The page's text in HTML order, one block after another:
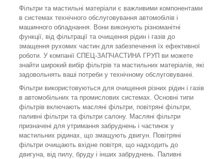
Фільтри та мастильні матеріали є важливими компонентами
в системах технічного обслуговування автомобілів і
машинного обладнання. Вони виконують різноманітні
функції, від фільтрації та очищення рідин і газів до
змащення рухомих частин для забезпечення їх ефективної
роботи. У компанії СПЕЦ-ЗАПЧАСТИНА ГРУП ви можете
знайти широкий вибір фільтрів та мастильних матеріалів, які
задовольнять ваші потреби у технічному обслуговуванні.
Фільтри використовуються для очищення різних рідин і газів
в автомобільних та промислових системах. Основні типи
фільтрів включають масляні фільтри, повітряні фільтри,
паливні фільтри та фільтри салону. Масляні фільтри
призначені для утримання забруднень і частинок у
мастильних рідинах, що змащують двигун. Повітряні
фільтри очищають вхідне повітря, що надходить до
двигуна, від пилу, бруду і інших забруднень. Паливні